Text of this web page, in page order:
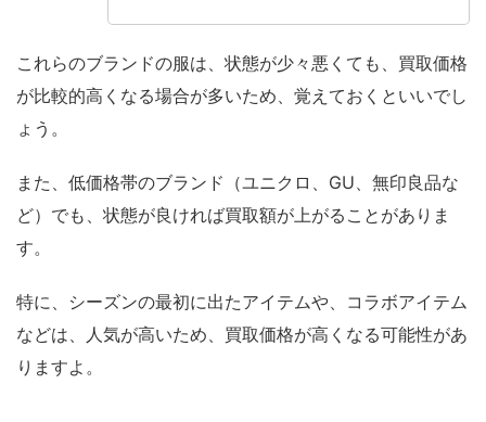
これらのブランドの服は、状態が少々悪くても、買取価格
が比較的高くなる場合が多いため、覚えておくといいでし
ょう。
また、低価格帯のブランド（ユニクロ、GU、無印良品な
ど）でも、状態が良ければ買取額が上がることがありま
す。
特に、シーズンの最初に出たアイテムや、コラボアイテム
などは、人気が高いため、買取価格が高くなる可能性があ
りますよ。